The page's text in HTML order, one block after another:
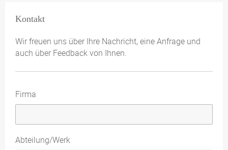
Kontakt
Wir freuen uns über Ihre Nachricht, eine Anfrage und
auch über Feedback von Ihnen.
Firma
Abteilung/Werk